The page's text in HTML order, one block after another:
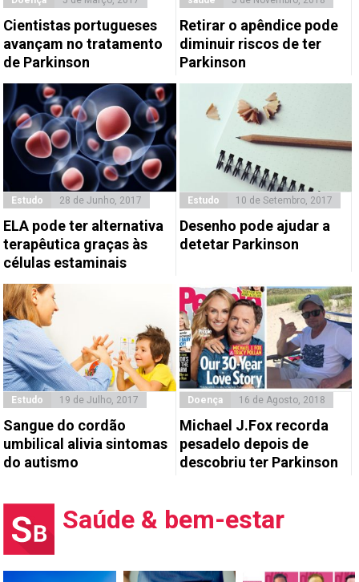
Cientistas portugueses
avançam no tratamento
de Parkinson
Retirar o apêndice pode
diminuir riscos de ter
Parkinson
Estudo 28 de Junho, 2017
ELA pode ter alternativa
terapêutica graças às
células estaminais
Estudo 10 de Setembro, 2017
Desenho pode ajudar a
detetar Parkinson
Estudo 19 de Julho, 2017
Sangue do cordão
umbilical alivia sintomas
do autismo
Doença 16 de Agosto, 2018
Michael J.Fox recorda
pesadelo depois de
descobriu ter Parkinson
Saúde & bem-estar